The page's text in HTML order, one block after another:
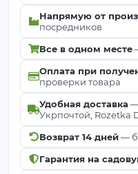
Напрямую от
посредников
Все в одном месте
Оплата при
проверки товара
Удобная доставка —
Укрпочтой, Rozetka
Возврат 14 дней—
Гарантия на